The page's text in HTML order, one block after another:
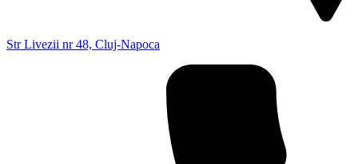
Str Livezii nr 48, Cluj-Napoca